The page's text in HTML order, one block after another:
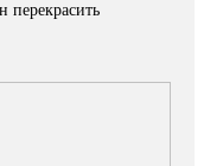
перекрасить